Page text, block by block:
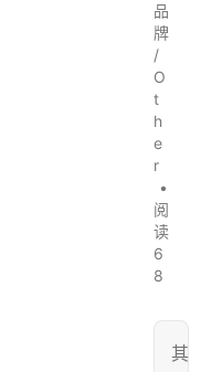
品
牌
/
O
t
h
e
r
•
阅
读
6
8
其